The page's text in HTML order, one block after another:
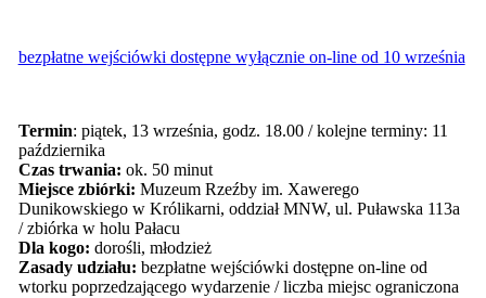
bezpłatne wejściówki dostępne wyłącznie on-line od 10 września
Termin: piątek, 13 września, godz. 18.00 / kolejne terminy: 11
października
Czas trwania: ok. 50 minut
Miejsce zbiórki: Muzeum Rzeźby im. Xawerego
Dunikowskiego w Królikarni, oddział MNW, ul. Puławska 113a
/ zbiórka w holu Pałacu
Dla kogo: dorośli, młodzież
Zasady udziału: bezpłatne wejściówki dostępne on-line od
wtorku poprzedzającego wydarzenie / liczba miejsc ograniczona